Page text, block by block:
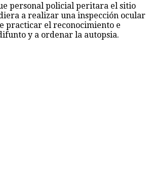
personal policial peritara el sitio
a realizar una inspección ocular
practicar el reconocimiento e
y a ordenar la autopsia.